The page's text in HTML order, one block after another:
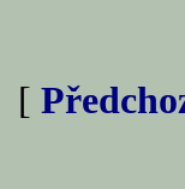
[